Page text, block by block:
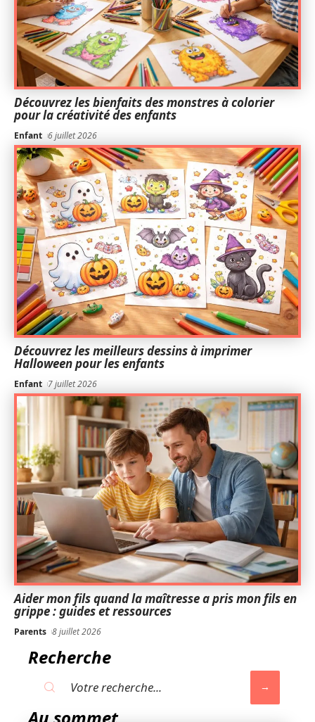
Découvrez les bienfaits des monstres à colorier
pour la créativité des enfants
Enfant 6 juillet 2026
Découvrez les meilleurs dessins à imprimer
Halloween pour les enfants
Enfant 7 juillet 2026
Aider mon fils quand la maîtresse a pris mon fils en
grippe : guides et ressources
Parents 8 juillet 2026
Recherche
Au sommet